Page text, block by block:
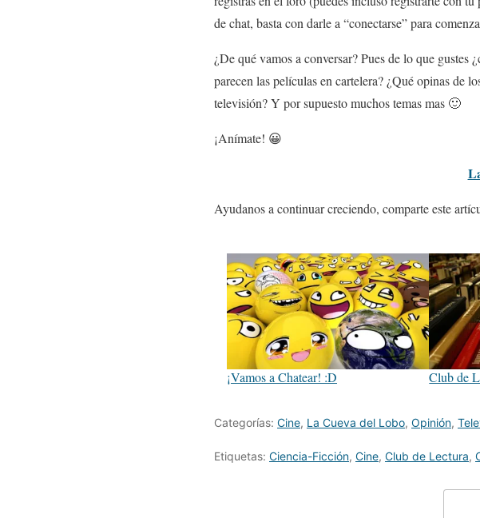
de chat, basta con darle a “conectarse” para
¿De qué vamos a conversar? Pues de lo que
parecen las películas en cartelera? ¿Qué opinas de
televisión? Y por supuesto muchos temas mas 🙂
¡Anímate! 😀
Ayudanos a continuar creciendo, comparte este
¡Vamos a Chatear! :D Club de
Categorías: Cine, La Cueva del Lobo, Opinión,
Etiquetas: Ciencia-Ficción, Cine, Club de Lectura,